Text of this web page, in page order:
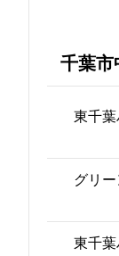
千葉
東千
グリ
東千